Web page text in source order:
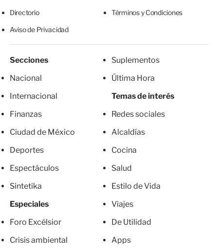
Directorio Términos y Condiciones
Aviso de Privacidad
Secciones
Nacional
Internacional
Finanzas
Ciudad de México
Deportes
Espectáculos
Sintetika
Especiales
Foro Excélsior
Crisis ambiental
Suplementos
Última Hora
Temas de interés
Redes sociales
Alcaldías
Cocina
Salud
Estilo de Vida
Viajes
De Utilidad
Apps